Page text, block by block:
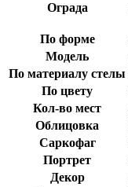
Ограда
По форме
Модель
По материалу стелы
По цвету
Кол-во мест
Облицовка
Саркофаг
Портрет
Декор